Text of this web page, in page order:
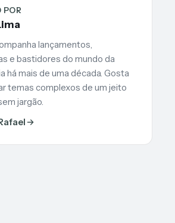
POR
lançamentos,
e bastidores do mundo da
há mais de uma década. Gosta
temas complexos de um jeito
jargão.